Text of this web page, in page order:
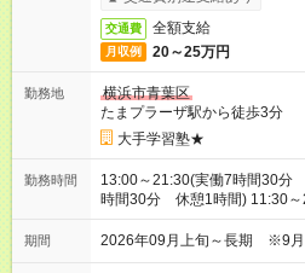
交通費 全額支給
月収例 20～25万円
勤務地
横浜市青葉区
たまプラーザ駅から徒歩3分
大手学習塾★
勤務時間
13:00～21:30(実働7時間30分
時間30分 休憩1時間) 11:30
間) ※特別講習期間は8:00～
ります。
期間 2026年09月上旬～長期 ※9月